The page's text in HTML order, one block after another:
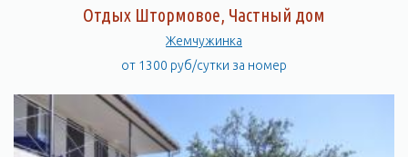
Отдых Штормовое, Частный дом
Жемчужинка
от 1300 руб/сутки за номер